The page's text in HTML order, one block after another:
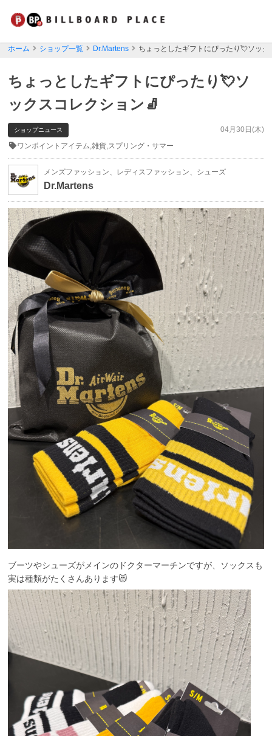
ホーム ショップ一覧 Dr.Martens ちょっとしたギフトにぴったり💘ソッ
ちょっとしたギフトにぴったり💘ソ
ックスコレクション🧦
04月30日(木)
ショップニュース
ワンポイントアイテム,雑貨,スプリング・サマー
メンズファッション、レディスファッション、シューズ
Dr.Martens
ブーツやシューズがメインのドクターマーチンですが、ソックスも
実は種類がたくさんあります😻